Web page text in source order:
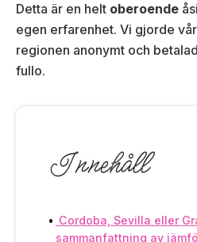
Detta är en helt oberoende
egen erfarenhet. Vi gjorde
regionen anonymt och
fullo.
Innehåll
Cordoba, Sevilla eller
sammanfattning av